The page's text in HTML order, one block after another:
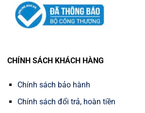
CHÍNH SÁCH KHÁCH HÀNG
Chính sách bảo hành
Chính sách đổi trả, hoàn tiền